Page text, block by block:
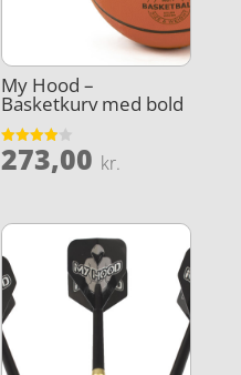
My Hood –
Basketkurv med bold
Vurderet
3.9
273,00 kr.